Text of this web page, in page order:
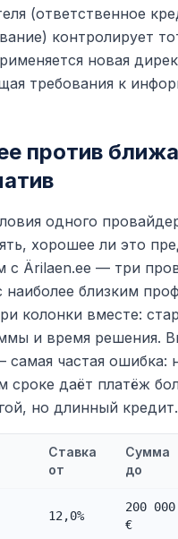
(ответственное
контролирует
новая
требования к
против
одного
хорошее ли это
с Ärilaen.ee — три
наиболее близким
колонки вместе:
и время решения.
самая частая ошибка:
сроке даёт платёж
но длинный кредит.
Ставка
от
Сумма
до
12,0%
200 000
€